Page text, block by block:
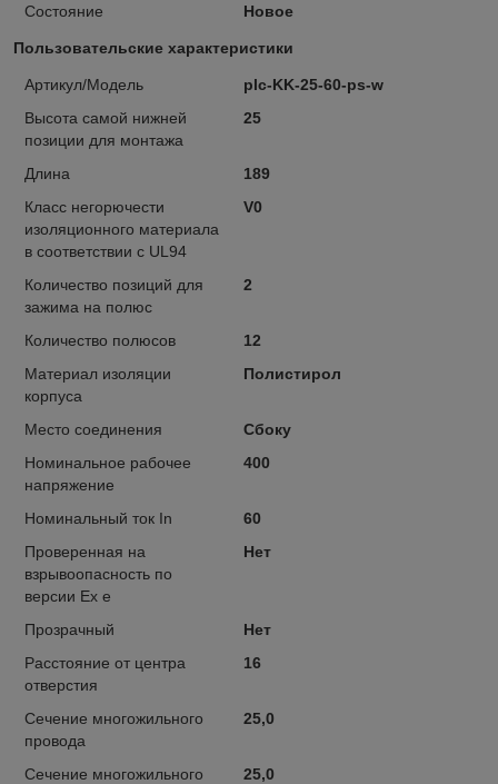
Состояние
Новое
Пользовательские характеристики
Артикул/Модель
plc-KK-25-60-ps-w
Высота самой нижней
позиции для монтажа
25
Длина
189
Класс негорючести
изоляционного материала
в соответствии с UL94
V0
Количество позиций для
зажима на полюс
2
Количество полюсов
12
Материал изоляции
корпуса
Полистирол
Место соединения
Сбоку
Номинальное рабочее
напряжение
400
Номинальный ток In
60
Проверенная на
взрывоопасность по
версии Ex e
Нет
Прозрачный
Нет
Расстояние от центра
отверстия
16
Сечение многожильного
провода
25,0
Сечение многожильного
25,0